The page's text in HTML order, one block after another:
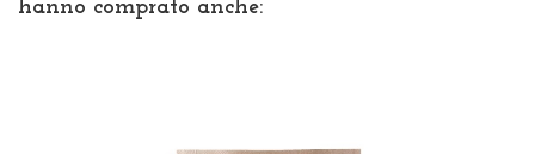
hanno comprato anche: